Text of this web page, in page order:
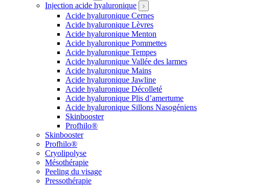
Injection acide hyaluronique
Acide hyaluronique Cernes
Acide hyaluronique Lèvres
Acide hyaluronique Menton
Acide hyaluronique Pommettes
Acide hyaluronique Tempes
Acide hyaluronique Vallée des larmes
Acide hyaluronique Mains
Acide hyaluronique Jawline
Acide hyaluronique Décolleté
Acide hyaluronique Plis d’amertume
Acide hyaluronique Sillons Nasogéniens
Skinbooster
Profhilo®
Skinbooster
Profhilo®
Cryolipolyse
Mésothérapie
Peeling du visage
Pressothérapie